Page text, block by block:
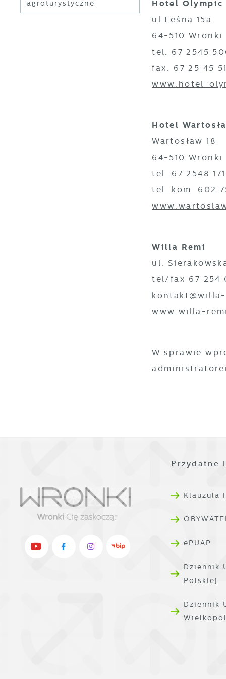
agroturystyczne
Hotel Olympic
ul Leśna 15a
64-510 Wronki
tel. 67 2545
fax. 67 25 45
www.hotel-
Hotel
Wartosław 18
64-510 Wronki
tel. 67 2548 171
tel. kom. 602
Willa Remi
ul.
tel/fax 67 254
www.willa-
W sprawie
Przydatne
Klauzula
ePUAP
Dziennik
Polskiej
Dziennik